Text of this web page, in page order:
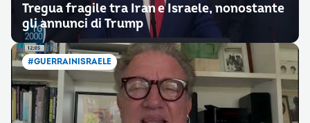
Tregua fragile tra Iran e Israele, nonostante
gli annunci di Trump
#GUERRAINISRAELE